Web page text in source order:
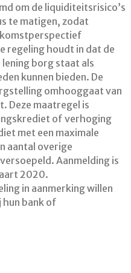
om de liquiditeitsrisico’s
te matigen, zodat
regeling houdt in dat de
borg staat als
kunnen bieden. De
omhooggaat van
Deze maatregel is
of verhoging
met een maximale
aantal overige
Aanmelding is
2020.
in aanmerking willen
hun bank of